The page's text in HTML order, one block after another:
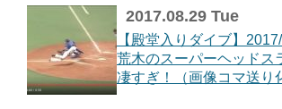
2017.08.29 Tue
【殿堂入りダイブ】
荒木のスーパーヘッドス
凄すぎ！（画像コマ送り